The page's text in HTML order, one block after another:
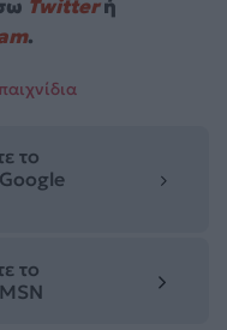
Twitterή
.
το
το